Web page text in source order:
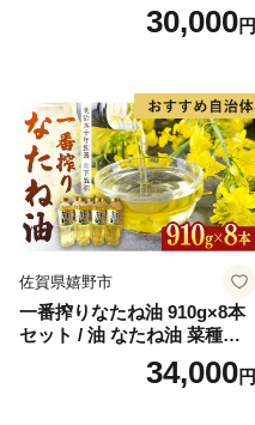
30,000円
佐賀県嬉野市
一番搾りなたね油 910g×8本
セット / 油 なたね油 菜種油
ナタネ【山下製油】 [NBE00
34,000円